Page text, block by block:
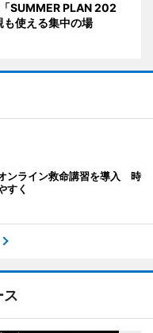
SUMMER PLAN 202
使える集中の場
ンライン救命講習を導入 時
すく
ス